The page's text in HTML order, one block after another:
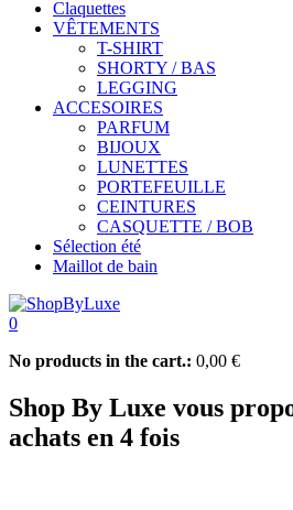
Claquettes
VÊTEMENTS
T-SHIRT
SHORTY / BAS
LEGGING
ACCESOIRES
PARFUM
BIJOUX
LUNETTES
PORTEFEUILLE
CEINTURES
CASQUETTE / BOB
Sélection été
Maillot de bain
0
No products in the cart.: 0,00 €
Shop By Luxe vous
achats en 4 fois